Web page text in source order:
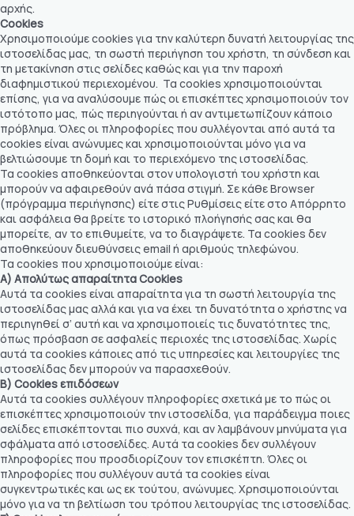
αρχής.
Cookies
Χρησιμοποιούμε cookies για την καλύτερη δυνατή λειτουργίας της
ιστοσελίδας μας, τη σωστή περιήγηση του χρήστη, τη σύνδεση και
τη μετακίνηση στις σελίδες καθώς και για την παροχή
διαφημιστικού περιεχομένου. Τα cookies χρησιμοποιούνται
επίσης, για να αναλύσουμε πώς οι επισκέπτες χρησιμοποιούν τον
ιστότοπο μας, πώς περιηγούνται ή αν αντιμετωπίζουν κάποιο
πρόβλημα. Όλες οι πληροφορίες που συλλέγονται από αυτά τα
cookies είναι ανώνυμες και χρησιμοποιούνται μόνο για να
βελτιώσουμε τη δομή και το περιεχόμενο της ιστοσελίδας.
Τα cookies αποθηκεύονται στον υπολογιστή του χρήστη και
μπορούν να αφαιρεθούν ανά πάσα στιγμή. Σε κάθε Browser
(πρόγραμμα περιήγησης) είτε στις Ρυθμίσεις είτε στο Απόρρητο
και ασφάλεια θα βρείτε το ιστορικό πλοήγησής σας και θα
μπορείτε, αν το επιθυμείτε, να το διαγράψετε. Τα cookies δεν
αποθηκεύουν διευθύνσεις email ή αριθμούς τηλεφώνου.
Τα cookies που χρησιμοποιούμε είναι:
Α) Απολύτως απαραίτητα Cookies
Αυτά τα cookies είναι απαραίτητα για τη σωστή λειτουργία της
ιστοσελίδας μας αλλά και για να έχει τη δυνατότητα ο χρήστης να
περιηγηθεί σ’ αυτή και να χρησιμοποιείς τις δυνατότητες της,
όπως πρόσβαση σε ασφαλείς περιοχές της ιστοσελίδας. Χωρίς
αυτά τα cookies κάποιες από τις υπηρεσίες και λειτουργίες της
ιστοσελίδας δεν μπορούν να παρασχεθούν.
Β) Cookiesεπιδόσεων
Αυτά τα cookies συλλέγουν πληροφορίες σχετικά με το πώς οι
επισκέπτες χρησιμοποιούν την ιστοσελίδα, για παράδειγμα ποιες
σελίδες επισκέπτονται πιο συχνά, και αν λαμβάνουν μηνύματα για
σφάλματα από ιστοσελίδες. Αυτά τα cookies δεν συλλέγουν
πληροφορίες που προσδιορίζουν τον επισκέπτη. Όλες οι
πληροφορίες που συλλέγουν αυτά τα cookies είναι
συγκεντρωτικές και ως εκ τούτου, ανώνυμες. Χρησιμοποιούνται
μόνο για να τη βελτίωση του τρόπου λειτουργίας της ιστοσελίδας.